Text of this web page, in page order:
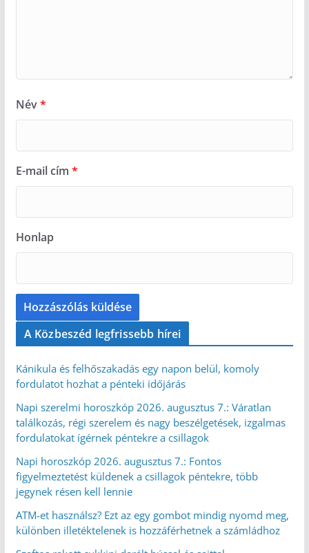
Név*
E-mail cím *
Honlap
A Közbeszéd legfrissebb hírei
Kánikula és felhőszakadás egy napon belül, komoly
fordulatot hozhat a pénteki időjárás
Napi szerelmi horoszkóp 2026. augusztus 7.: Váratlan
találkozás, régi szerelem és nagy beszélgetések, izgalmas
fordulatokat ígérnek péntekre a csillagok
Napi horoszkóp 2026. augusztus 7.: Fontos
figyelmeztetést küldenek a csillagok péntekre, több
jegynek résen kell lennie
ATM-et használsz? Ezt az egy gombot mindig nyomd meg,
különben illetéktelenek is hozzáférhetnek a számládhoz